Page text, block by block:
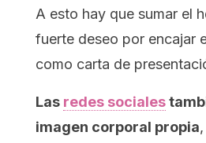
A esto hay que sumar el
fuerte deseo por encajar
como carta de
Las redes sociales
imagen corporal propia